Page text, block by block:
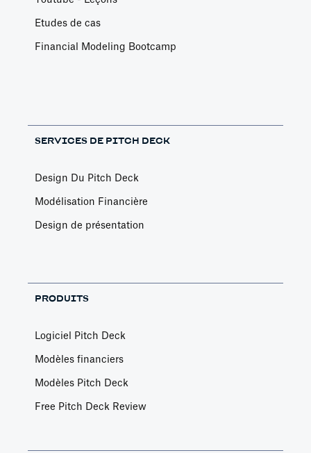
Etudes de cas
Financial Modeling Bootcamp
SERVICES DE PITCH DECK
Design Du Pitch Deck
Modélisation Financière
Design de présentation
PRODUITS
Logiciel Pitch Deck
Modèles financiers
Modèles Pitch Deck
Free Pitch Deck Review